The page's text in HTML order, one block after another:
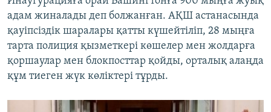
адам жиналады деп болжанған. АҚШ астанасында
қауіпсіздік шаралары қатты күшейтіліп, 28 мыңға
тарта полиция қызметкері көшелер мен жолдарға
қоршаулар мен блокпосттар қойды, орталық алаңда
құм тиеген жүк көліктері тұрды.